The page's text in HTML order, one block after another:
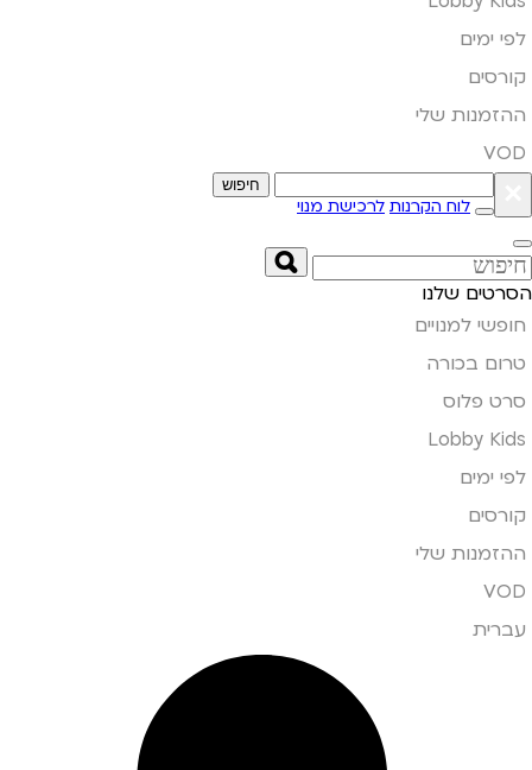
לפי ימים
קורסים
ההזמנות שלי
VOD
חיפוש
לוח הקרנות לרכישת מנוי
הסרטים שלנו
חופשי למנויים
טרום בכורה
סרט פלוס
Lobby Kids
לפי ימים
קורסים
ההזמנות שלי
VOD
עברית